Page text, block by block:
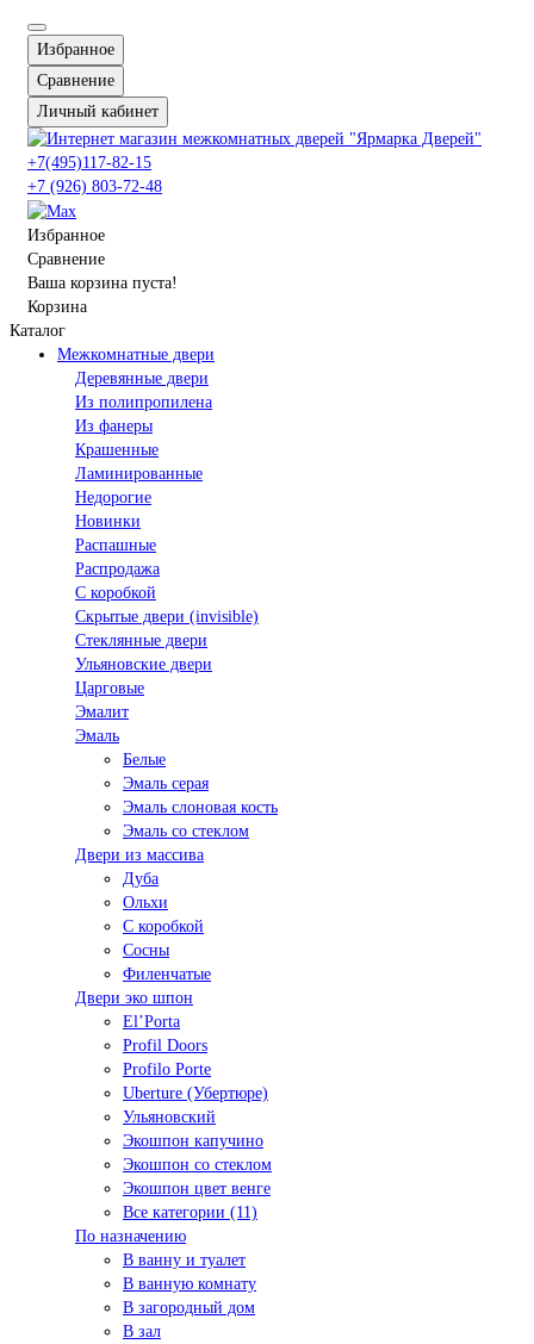
Избранное
Сравнение
Личный кабинет
+7(495)117-82-15
+7 (926) 803-72-48
Избранное
Сравнение
Ваша корзина пуста!
Корзина
Каталог
Межкомнатные двери
Деревянные двери
Из полипропилена
Из фанеры
Крашенные
Ламинированные
Недорогие
Новинки
Распашные
Распродажа
С коробкой
Скрытые двери (invisible)
Стеклянные двери
Ульяновские двери
Царговые
Эмалит
Эмаль
Белые
Эмаль серая
Эмаль слоновая кость
Эмаль со стеклом
Двери из массива
Дуба
Ольхи
С коробкой
Сосны
Филенчатые
Двери эко шпон
El’Porta
Profil Doors
Profilo Porte
Uberture (Убертюре)
Ульяновский
Экошпон капучино
Экошпон со стеклом
Экошпон цвет венге
Все категории (11)
По назначению
В ванну и туалет
В ванную комнату
В загородный дом
В зал